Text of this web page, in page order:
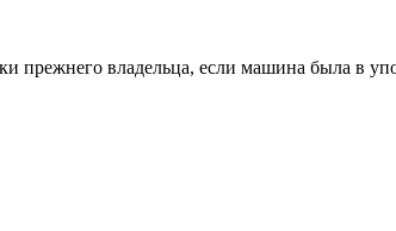
прежнего владельца, если машина была в